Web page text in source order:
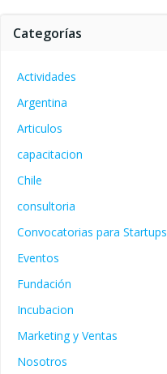
Categorías
Actividades
Argentina
Articulos
capacitacion
Chile
consultoria
Convocatorias para Startups
Eventos
Fundación
Incubacion
Marketing y Ventas
Nosotros